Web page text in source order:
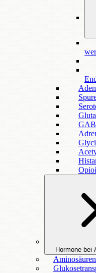
Hormone bei
Aminosäuren